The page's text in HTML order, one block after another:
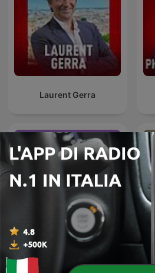
Laurent Gerra
Panda Show - Sin Picante